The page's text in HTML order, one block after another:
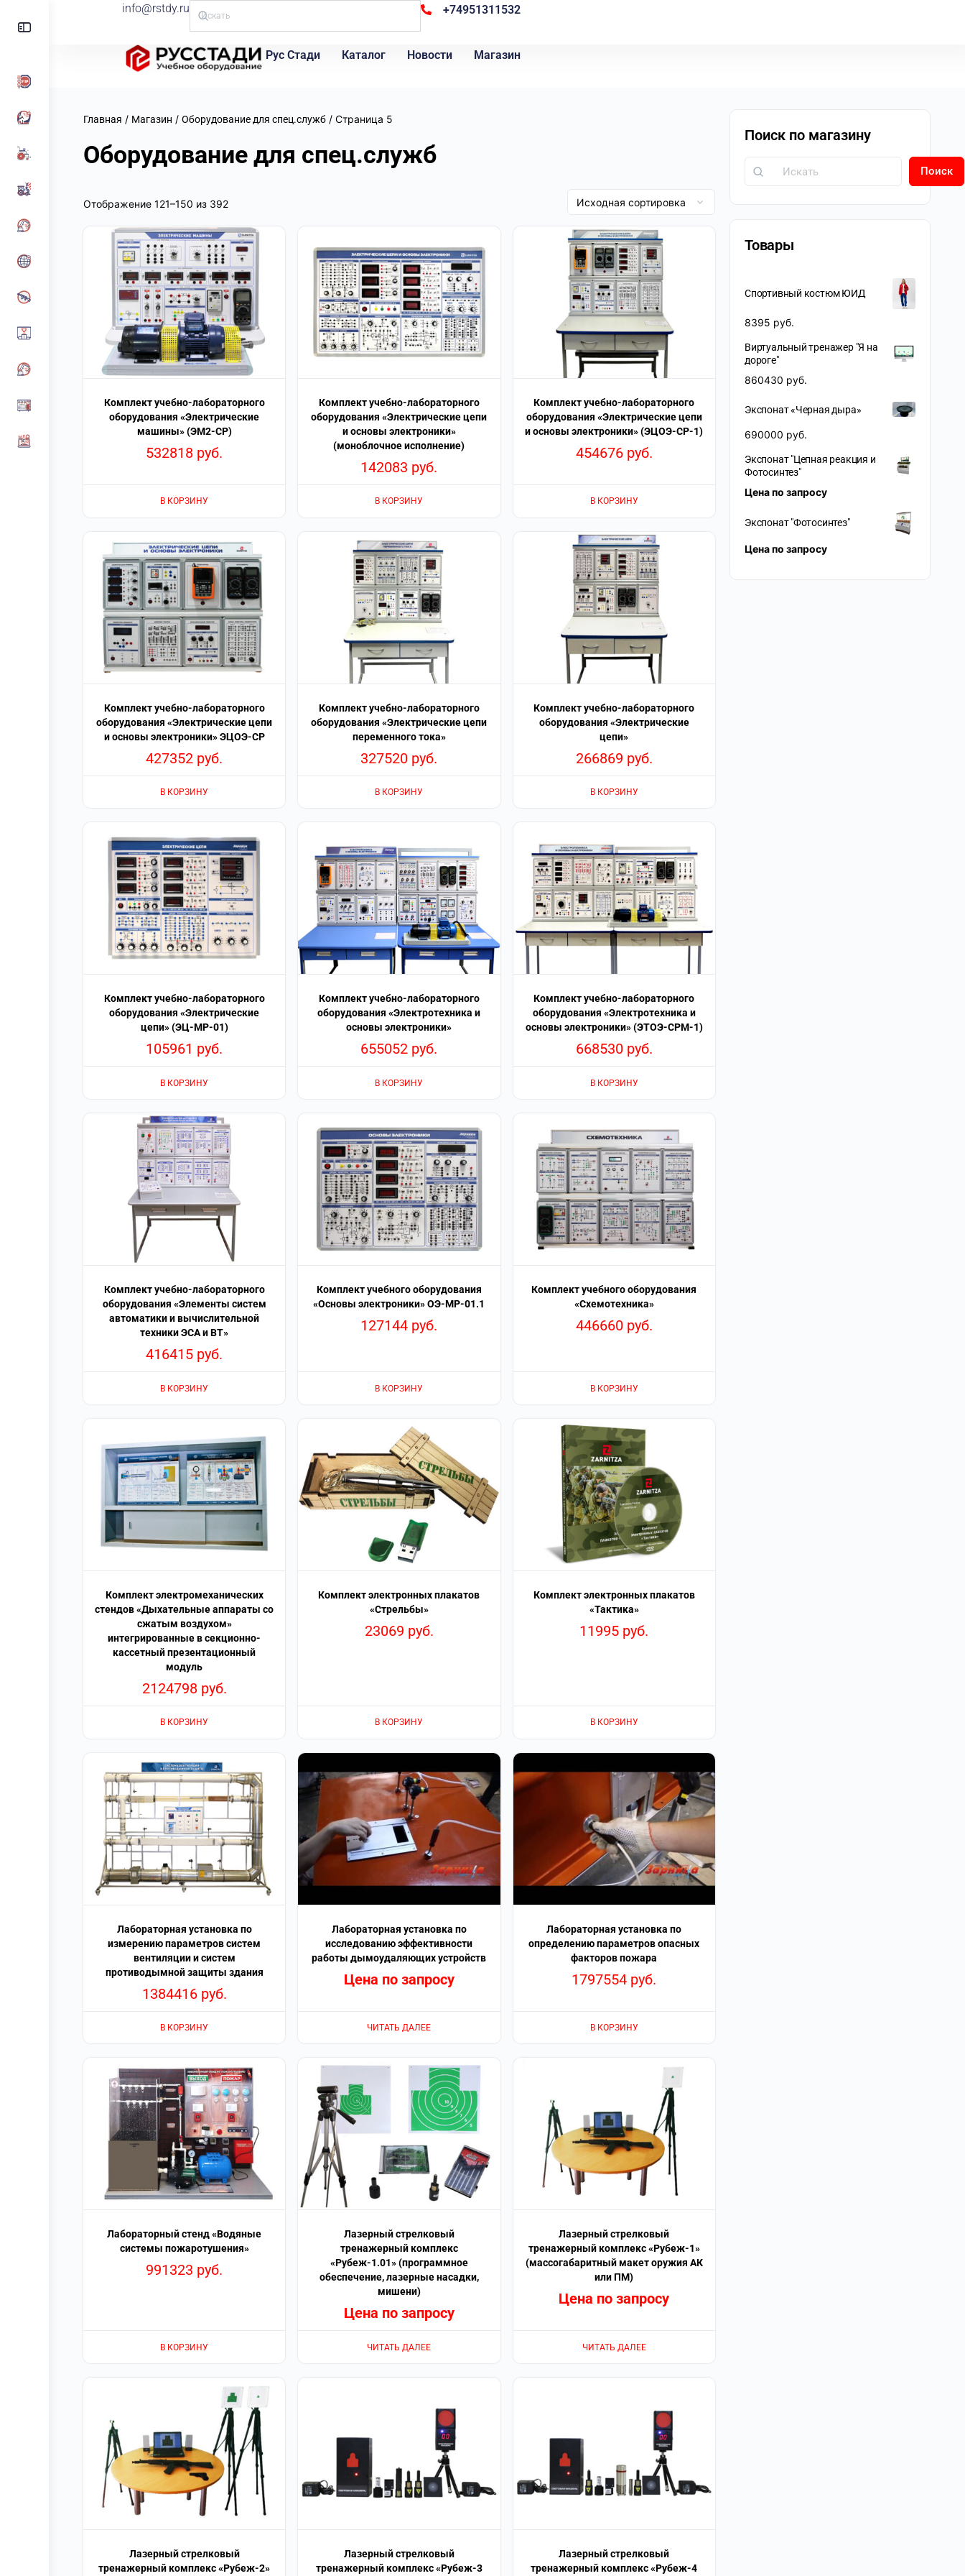
info@rstdy.ru +74951311532
Рус Стади Каталог Новости Магазин
Главная / Магазин / Оборудование для спец.служб / Страница 5
Оборудование для спец.служб
Отображение 121–150 из 392
Комплект учебно-лабораторного
оборудования «Электрические
машины» (ЭМ2-СР)
532818 руб.
В КОРЗИНУ
Комплект учебно-лабораторного
оборудования «Электрические цепи
и основы электроники»
(моноблочное исполнение)
142083 руб.
В КОРЗИНУ
Комплект учебно-лабораторного
оборудования «Электрические цепи
и основы электроники» (ЭЦОЭ-СР-1)
454676 руб.
В КОРЗИНУ
Комплект учебно-лабораторного
оборудования «Электрические цепи
и основы электроники» ЭЦОЭ-СР
427352 руб.
В КОРЗИНУ
Комплект учебно-лабораторного
оборудования «Электрические цепи
переменного тока»
327520 руб.
В КОРЗИНУ
Комплект учебно-лабораторного
оборудования «Электрические
цепи»
266869 руб.
В КОРЗИНУ
Комплект учебно-лабораторного
оборудования «Электрические
цепи» (ЭЦ-МР-01)
105961 руб.
В КОРЗИНУ
Комплект учебно-лабораторного
оборудования «Электротехника и
основы электроники»
655052 руб.
В КОРЗИНУ
Комплект учебно-лабораторного
оборудования «Электротехника и
основы электроники» (ЭТОЭ-СРМ-1)
668530 руб.
В КОРЗИНУ
Комплект учебно-лабораторного
оборудования «Элементы систем
автоматики и вычислительной
техники ЭСА и ВТ»
416415 руб.
В КОРЗИНУ
Комплект учебного оборудования
«Основы электроники» ОЭ-МР-01.1
127144 руб.
В КОРЗИНУ
Комплект учебного оборудования
«Схемотехника»
446660 руб.
В КОРЗИНУ
Комплект электромеханических
стендов «Дыхательные аппараты со
сжатым воздухом»
интегрированные в секционно-
кассетный презентационный
модуль
2124798 руб.
В КОРЗИНУ
Комплект электронных плакатов
«Стрельбы»
23069 руб.
В КОРЗИНУ
Комплект электронных плакатов
«Тактика»
11995 руб.
В КОРЗИНУ
Лабораторная установка по
измерению параметров систем
вентиляции и систем
противодымной защиты здания
1384416 руб.
В КОРЗИНУ
Лабораторная установка по
исследованию эффективности
работы дымоудаляющих устройств
Цена по запросу
ЧИТАТЬ ДАЛЕЕ
Лабораторная установка по
определению параметров опасных
факторов пожара
1797554 руб.
В КОРЗИНУ
Лабораторный стенд «Водяные
системы пожаротушения»
991323 руб.
В КОРЗИНУ
Лазерный стрелковый
тренажерный комплекс
«Рубеж-1.01» (программное
обеспечение, лазерные насадки,
мишени)
Цена по запросу
ЧИТАТЬ ДАЛЕЕ
Лазерный стрелковый
тренажерный комплекс «Рубеж-1»
(массогабаритный макет оружия АК
или ПМ)
Цена по запросу
ЧИТАТЬ ДАЛЕЕ
Лазерный стрелковый
тренажерный комплекс «Рубеж-2»
Лазерный стрелковый
тренажерный комплекс «Рубеж-3
Лазерный стрелковый
тренажерный комплекс «Рубеж-4
Поиск по магазину
Поиск
Товары
Спортивный костюм ЮИД
8395 руб.
Виртуальный тренажер "Я на
дороге"
860430 руб.
Экспонат «Черная дыра»
690000 руб.
Экспонат "Цепная реакция и
Фотосинтез"
Цена по запросу
Экспонат "Фотосинтез"
Цена по запросу